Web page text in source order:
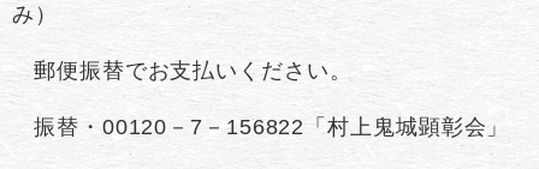
み）
郵便振替でお支払いください。
振替・00120－7－156822「村上鬼城顕彰会」